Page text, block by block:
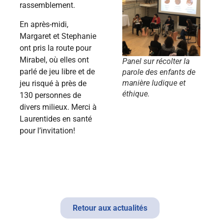
rassemblement.
En après-midi,
Margaret et Stephanie
ont pris la route pour
Mirabel, où elles ont
parlé de jeu libre et de
jeu risqué à près de
130 personnes de
divers milieux. Merci à
Laurentides en santé
pour l’invitation!
Panel sur récolter la
parole des enfants de
manière ludique et
éthique.
Retour aux actualités